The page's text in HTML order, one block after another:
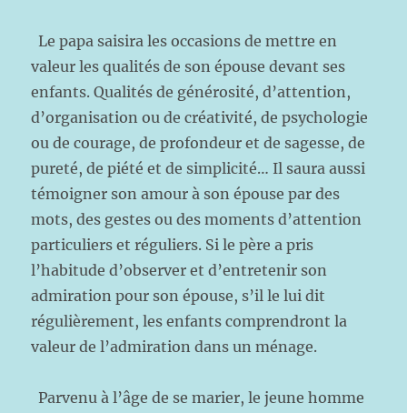
Le papa saisira les occasions de mettre en
valeur les qualités de son épouse devant ses
enfants. Qualités de générosité, d’attention,
d’organisation ou de créativité, de psychologie
ou de courage, de profondeur et de sagesse, de
pureté, de piété et de simplicité… Il saura aussi
témoigner son amour à son épouse par des
mots, des gestes ou des moments d’attention
particuliers et réguliers. Si le père a pris
l’habitude d’observer et d’entretenir son
admiration pour son épouse, s’il le lui dit
régulièrement, les enfants comprendront la
valeur de l’admiration dans un ménage.
Parvenu à l’âge de se marier, le jeune homme